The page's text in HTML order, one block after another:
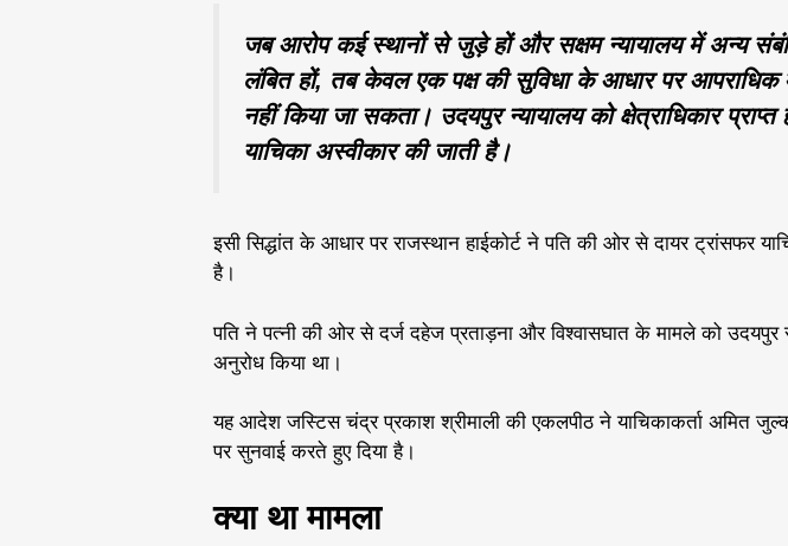
जब आरोप कई स्थानों से जुड़े हों और सक्षम न्यायालय में अन्य
लंबित हों, तब केवल एक पक्ष की सुविधा के आधार पर आपराधिक
नहीं किया जा सकता। उदयपुर न्यायालय को क्षेत्राधिकार
याचिका अस्वीकार की जाती है।
इसी सिद्धांत के आधार पर राजस्थान हाईकोर्ट ने पति की ओर से दायर ट्रांसफर
है।
पति ने पत्नी की ओर से दर्ज दहेज प्रताड़ना और विश्वासघात के मामले को
अनुरोध किया था।
यह आदेश जस्टिस चंद्र प्रकाश श्रीमाली की एकलपीठ ने याचिकाकर्ता अमित
पर सुनवाई करते हुए दिया है।
क्या था मामला